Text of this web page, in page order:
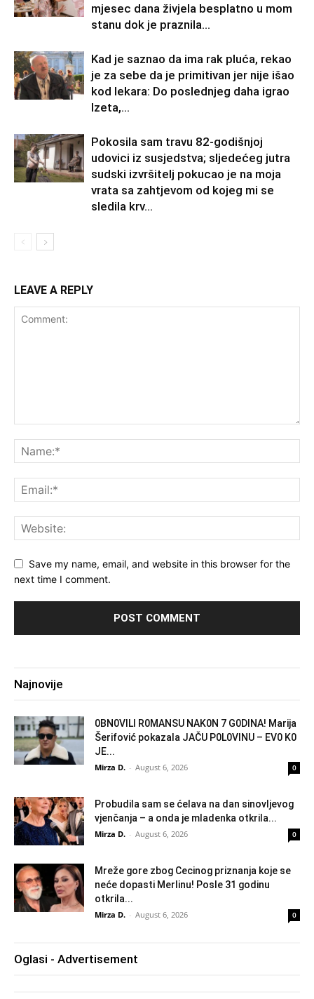
mjesec dana živjela besplatno u mom
stanu dok je praznila...
Kad je saznao da ima rak pluća, rekao
je za sebe da je primitivan jer nije išao
kod lekara: Do poslednjeg daha igrao
Izeta,...
Pokosila sam travu 82-godišnjoj
udovici iz susjedstva; sljedećeg jutra
sudski izvršitelj pokucao je na moja
vrata sa zahtjevom od kojeg mi se
sledila krv...
LEAVE A REPLY
Save my name, email, and website in this browser for the
next time I comment.
Najnovije
0BN0VlLl R0MANSU NAK0N 7 G0DlNA! Marija
Šerifović pokazala JAČU P0L0VINU – EV0 K0
JE...
Mirza D. - August 6, 2026 0
Probudila sam se ćelava na dan sinovljevog
vjenčanja – a onda je mladenka otkrila...
Mirza D. - August 6, 2026 0
Mreže gore zbog Cecinog priznanja koje se
neće dopasti Merlinu! Posle 31 godinu
otkrila...
Mirza D. - August 6, 2026 0
Oglasi - Advertisement